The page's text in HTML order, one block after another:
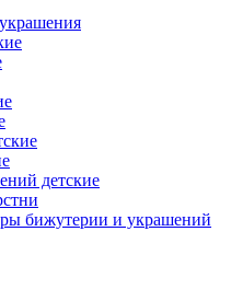
детские
бижутерии и украшений